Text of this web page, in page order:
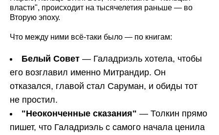
власти", происходит на тысячелетия раньше — во
Вторую эпоху.
Что между ними всё-таки было — по книгам:
Белый Совет — Галадриэль хотела, чтобы
его возглавил именно Митрандир. Он
отказался, главой стал Саруман, и обиды тот
не простил.
"Неоконченные сказания" — Толкин прямо
пишет, что Галадриэль с самого начала ценила